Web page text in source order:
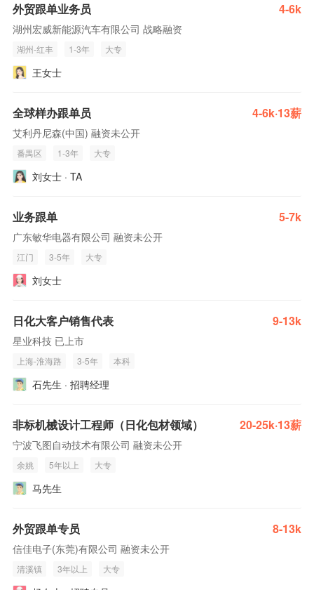
外贸跟单业务员 4-6k
湖州宏威新能源汽车有限公司 战略融资
湖州-红丰 1-3年 大专
王女士
全球样办跟单员 4-6k·13薪
艾利丹尼森(中国) 融资未公开
番禺区 1-3年 大专
刘女士 · TA
业务跟单 5-7k
广东敏华电器有限公司 融资未公开
江门 3-5年 大专
刘女士
日化大客户销售代表 9-13k
星业科技 已上市
上海-淮海路 3-5年 本科
石先生 · 招聘经理
非标机械设计工程师（日化包材领域） 20-25k·13薪
宁波飞图自动技术有限公司 融资未公开
余姚 5年以上 大专
马先生
外贸跟单专员 8-13k
信佳电子(东莞)有限公司 融资未公开
清溪镇 3年以上 大专